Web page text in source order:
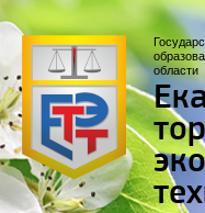
области